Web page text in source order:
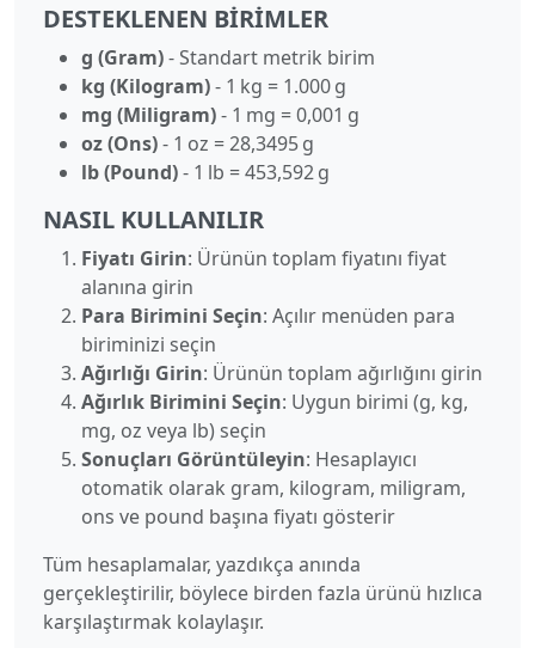
DESTEKLENEN BIRIMLER
g (Gram)- Standart metrik birim
kg (Kilogram)- 1 kg = 1.000 g
mg (Miligram)- 1 mg = 0,001 g
oz (Ons)- 1 oz = 28,3495 g
lb (Pound)- 1 lb = 453,592 g
NASIL KULLANILIR
Fiyatı Girin: Ürünün toplam fiyatını fiyat
alanına girin
Para Birimini Seçin: Açılır menüden para
biriminizi seçin
Ağırlığı Girin: Ürünün toplam ağırlığını girin
Ağırlık Birimini Seçin: Uygun birimi (g, kg,
mg, oz veya lb) seçin
Sonuçları Görüntüleyin: Hesaplayıcı
otomatik olarak gram, kilogram, miligram,
ons ve pound başına fiyatı gösterir
Tüm hesaplamalar, yazdıkça anında
gerçekleştirilir, böylece birden fazla ürünü hızlıca
karşılaştırmak kolaylaşır.